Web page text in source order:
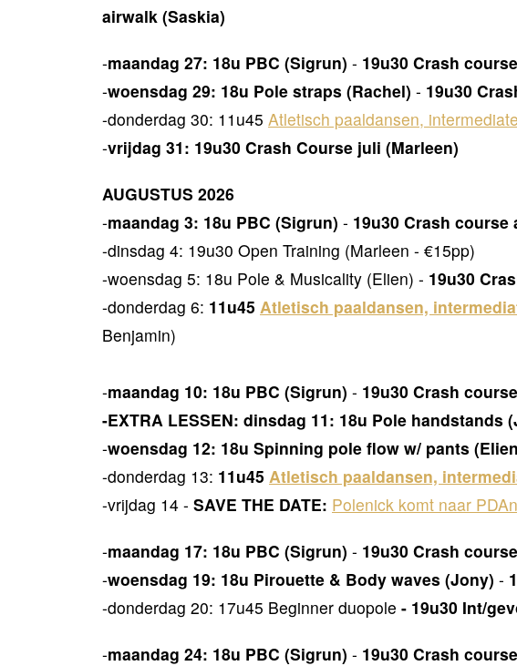
airwalk (Saskia)
-maandag 27: 18u PBC (Sigrun) - 19u30 Crash
-woensdag 29: 18u Pole straps (Rachel) - 19u30
-donderdag 30: 11u45 Atletisch paaldansen, intermediate
-vrijdag 31: 19u30 Crash Course juli (Marleen)
AUGUSTUS 2026
-maandag 3: 18u PBC (Sigrun) - 19u30 Crash course
-dinsdag 4: 19u30 Open Training (Marleen - €15pp)
-woensdag 5: 18u Pole & Musicality (Elien) - 19u30
-donderdag 6: 11u45 Atletisch paaldansen,
Benjamin)
-maandag 10: 18u PBC (Sigrun) - 19u30 Crash
-EXTRA LESSEN: dinsdag 11: 18u Pole handstands
-woensdag 12: 18u Spinning pole flow w/ pants
-donderdag 13: 11u45 Atletisch paaldansen,
-vrijdag 14 - SAVE THE DATE: Polenick komt naar
-maandag 17: 18u PBC (Sigrun) - 19u30 Crash
-woensdag 19: 18u Pirouette & Body waves (Jony) -
-donderdag 20: 17u45 Beginner duopole - 19u30 Int/
-maandag 24: 18u PBC (Sigrun) - 19u30 Crash